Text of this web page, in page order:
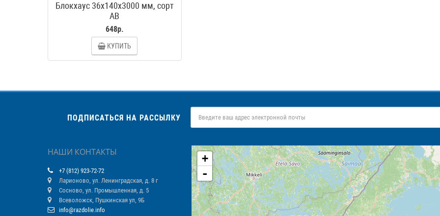
Блокхаус 36х140х3000 мм, сорт
АВ
648р.
КУПИТЬ
ПОДПИСАТЬСЯ НА РАССЫЛКУ
НАШИ КОНТАКТЫ
+7 (812) 923-72-72
Ларионово, ул. Ленинградская, д. 8 г
Сосново, ул. Промышленная, д. 5
Всеволожск, Пушкинская ул, 9Б
info@razdolie.info
+
-